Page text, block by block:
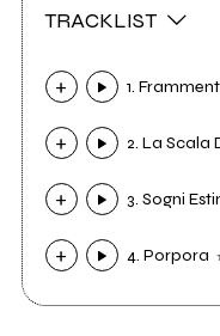
TRACKLIST
1.
2. La Scala
3. Sogni
4. Porpora